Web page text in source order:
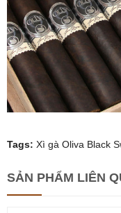
Tags: Xì gà Oliva Black
SẢN PHẨM LIÊN